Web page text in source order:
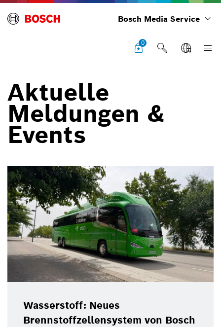
Bosch Media Service
0
Aktuelle
Meldungen &
Events
Wasserstoff: Neues
Brennstoffzellensystem von Bosch